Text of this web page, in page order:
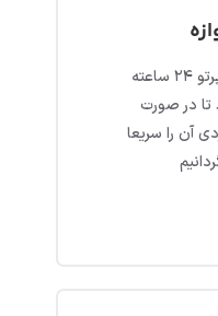
متخصصین مجرب آژانس پرتو ۲۴ ساعته
تا در صورت
آن را سریعا